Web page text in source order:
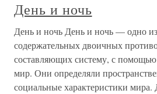
День и ночь
День и ночь День и ночь — одно
содержательных двоичных
составляющих систему, с
мир. Они определяли
социальные характеристики мира.